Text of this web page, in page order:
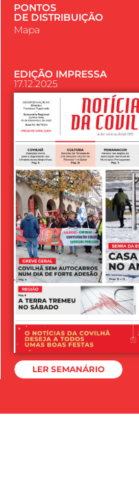
PONTOS
DE DISTRIBUIÇÃO
Mapa
EDIÇÃO IMPRESSA
17.12.2025
LER SEMANÁRIO